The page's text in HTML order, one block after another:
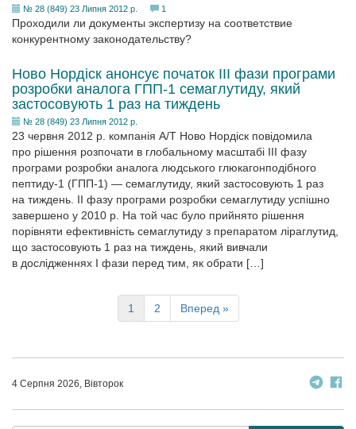
№ 28 (849) 23 Липня 2012 р. 1
Проходили ли документы экспертизу на соответствие
конкурентному законодательству?
Ново Нордіск анонсує початок III фази програми
розробки аналога ГПП-1 семаглутиду, який
застосовують 1 раз на тиждень
№ 28 (849) 23 Липня 2012 р.
23 червня 2012 р. компанія А/Т Ново Нордіск повідомила
про рішення розпочати в глобальному масштабі III фазу
програми розробки аналога людського глюкагонподібного
пептиду-1 (ГПП-1) — семаглутиду, який застосовують 1 раз
на тиждень. II фазу програми розробки семаглутиду успішно
завершено у 2010 р. На той час було прийнято рішення
порівняти ефективність семаглутиду з препаратом ліраглутид,
що застосовують 1 раз на тиждень, який вивчали
в дослідженнях I фази перед тим, як обрати […]
1 2 Вперед »
4 Серпня 2026, Вівторок